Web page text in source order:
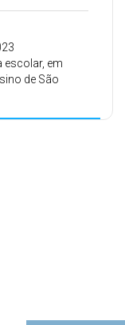
escolar, em
de São